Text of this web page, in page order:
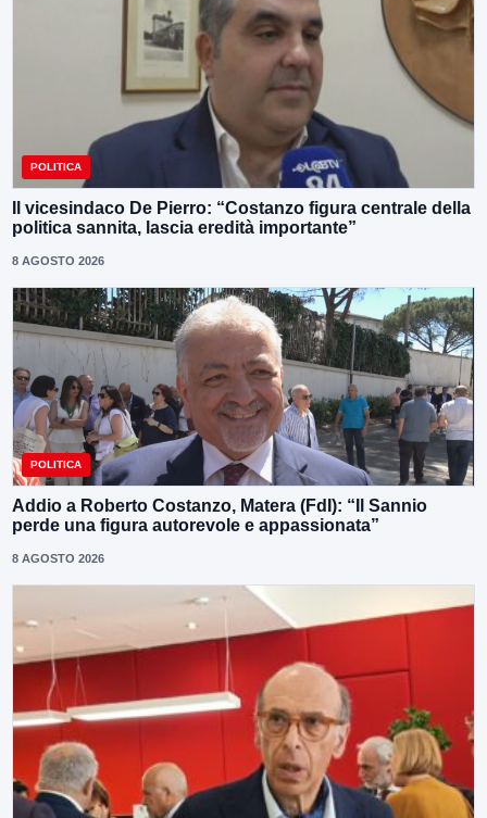
POLITICA
Il vicesindaco De Pierro: “Costanzo figura centrale della
politica sannita, lascia eredità importante”
8 AGOSTO 2026
POLITICA
Addio a Roberto Costanzo, Matera (FdI): “Il Sannio
perde una figura autorevole e appassionata”
8 AGOSTO 2026